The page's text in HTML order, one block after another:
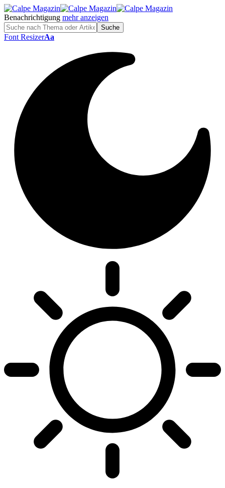
Benachrichtigung mehr anzeigen
Font ResizerAa